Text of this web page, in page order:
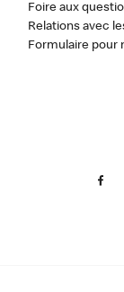
Foire aux
Relations avec
Formulaire pour